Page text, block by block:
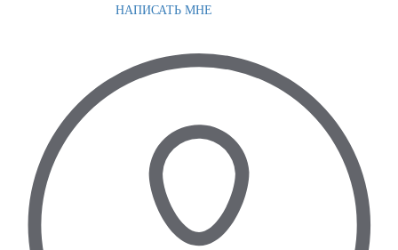
НАПИСАТЬ МНЕ